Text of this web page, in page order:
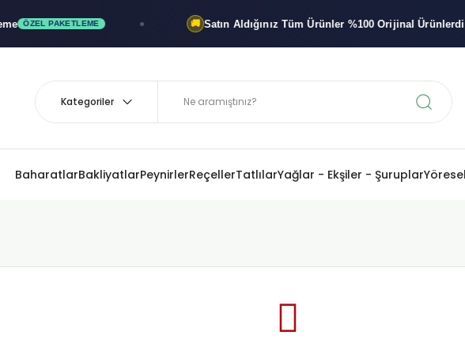
ÖZEL PAKETLEME Satın Aldığınız Tüm Ürünler%100 Orijinal Ürünlerdir
BaharatlarBakliyatlarPeynirlerReçellerTatlılarYağlar - Ekşiler - Şuruplar